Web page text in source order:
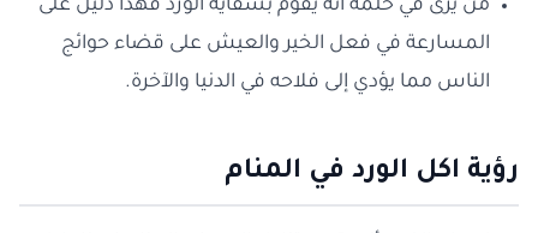
من يرى في حلمه أنه يقوم بسقاية الورد فهذا دليل على
المسارعة في فعل الخير والعيش على قضاء حوائج
الناس مما يؤدي إلى فلاحه في الدنيا والآخرة.
رؤية اكل الورد في المنام